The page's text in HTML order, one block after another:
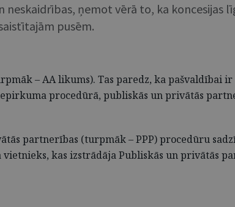
neskaidrības, ņemot vērā to, ka koncesijas
pusēm.
– AA likums). Tas paredz, ka pašvaldībai ir
procedūrā, publiskās un privātās
partnerības (turpmāk – PPP) procedūru
kas izstrādāja Publiskās un privātās